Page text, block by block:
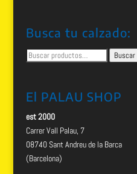
Busca tu calzado:
Buscar
por:
Buscar
El PALAU SHOP
est 2000
Carrer Vall Palau, 7
08740 Sant Andreu de la Barca
(Barcelona)